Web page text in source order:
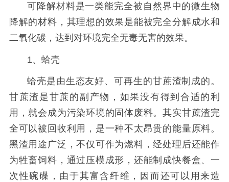
可降解材料是一类能完全被自然界中的微生物
降解的材料，其理想的效果是能被完全分解成水和
二氧化碳，达到对环境完全无毒无害的效果。
1、蛤壳
蛤壳是由生态友好、可再生的甘蔗渣制成的。
甘蔗渣是甘蔗的副产物，如果没有得到合适的利
用，就会成为污染环境的固体废料。其实甘蔗渣完
全可以被回收利用，是一种不太昂贵的能量原料。
黑渣用途广泛，不仅可作为燃料，经处理后还能作
为牲畜饲料，通过压模成形，还能制成快餐盒、一
次性碗碟，由于其富含纤维，因而还可以用来造